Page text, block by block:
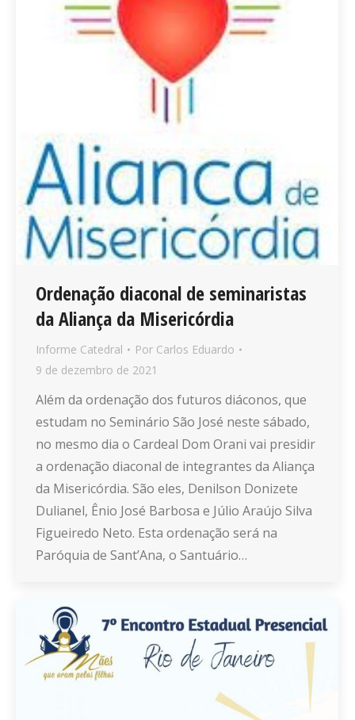
Ordenação diaconal de seminaristas
da Aliança da Misericórdia
Informe Catedral Por Carlos Eduardo
9 de dezembro de 2021
Além da ordenação dos futuros diáconos, que
estudam no Seminário São José neste sábado,
no mesmo dia o Cardeal Dom Orani vai presidir
a ordenação diaconal de integrantes da Aliança
da Misericórdia. São eles, Denilson Donizete
Dulianel, Ênio José Barbosa e Júlio Araújo Silva
Figueiredo Neto. Esta ordenação será na
Paróquia de Sant’Ana, o Santuário…